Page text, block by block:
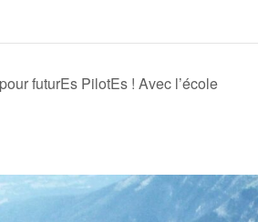
futurEs PilotEs ! Avec l’école